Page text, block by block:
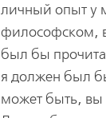
личный опыт у
философском,
был бы
я должен был
может быть, вы